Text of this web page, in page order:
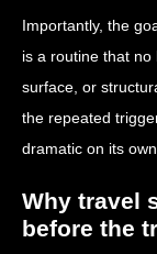
Importantly, the
is a routine that
surface, or
the repeated
dramatic on its
Why travel
before the